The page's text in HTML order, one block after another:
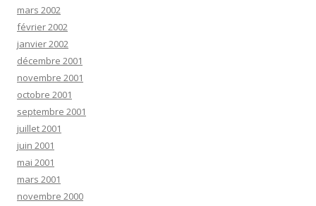
mars 2002
février 2002
janvier 2002
décembre 2001
novembre 2001
octobre 2001
septembre 2001
juillet 2001
juin 2001
mai 2001
mars 2001
novembre 2000